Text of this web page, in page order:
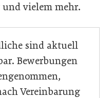
und vielem mehr.
sind aktuell
Bewerbungen
Vereinbarung